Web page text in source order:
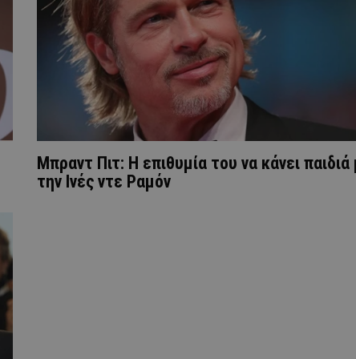
Μπραντ Πιτ: Η επιθυμία του να κάνει παιδιά
την Ινές ντε Ραμόν